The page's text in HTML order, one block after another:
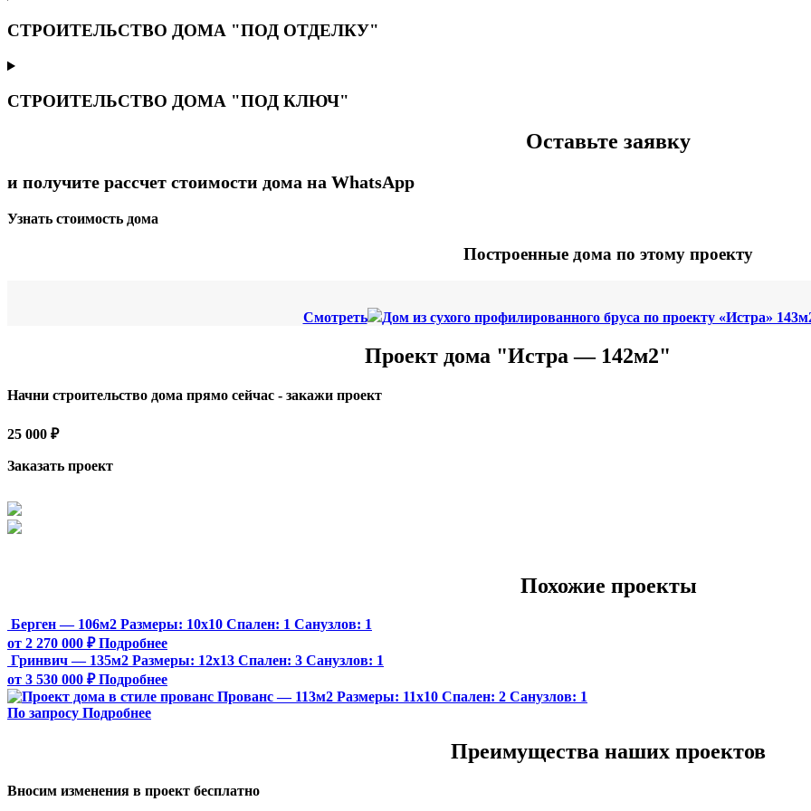
СТРОИТЕЛЬСТВО ДОМА "ПОД ОТДЕЛКУ"
СТРОИТЕЛЬСТВО ДОМА "ПОД КЛЮЧ"
Оставьте заявку
и получите рассчет стоимости дома на WhatsApp
Узнать стоимость дома
Построенные дома по этому проекту
Смотреть Дом из сухого профилированного бруса по проекту «Истра»
Проект дома "Истра — 142м2"
Начни строительство дома прямо сейчас - закажи проект
25 000 ₽
Заказать проект
Похожие проекты
Берген — 106м2 Размеры: 10х10 Спален: 1 Санузлов: 1
от 2 270 000 ₽ Подробнее
Гринвич — 135м2 Размеры: 12х13 Спален: 3 Санузлов: 1
от 3 530 000 ₽ Подробнее
Прованс — 113м2 Размеры: 11х10 Спален: 2 Санузлов: 1
По запросу Подробнее
Преимущества наших проектов
Вносим изменения в проект бесплатно